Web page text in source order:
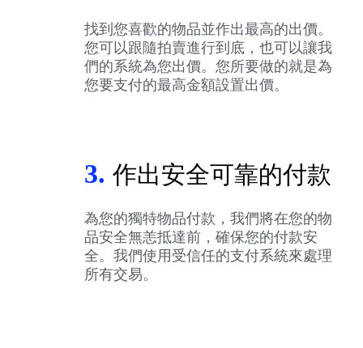
找到您喜歡的物品並作出最高的出價。
您可以跟隨拍賣進行到底，也可以讓我
們的系統為您出價。您所要做的就是為
您要支付的最高金額設置出價。
3. 作出安全可靠的付款
為您的獨特物品付款，我們將在您的物
品安全無恙抵達前，確保您的付款安
全。我們使用受信任的支付系統來處理
所有交易。